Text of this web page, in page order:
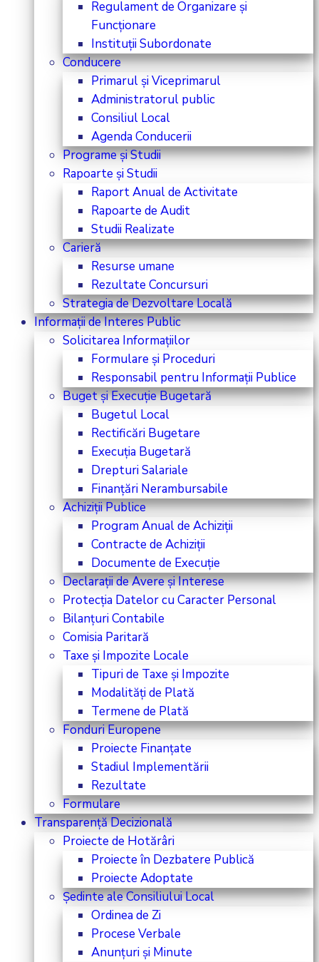
Regulament de Organizare și
Funcționare
Instituții Subordonate
Conducere
Primarul și Viceprimarul
Administratorul public
Consiliul Local
Agenda Conducerii
Programe și Studii
Rapoarte și Studii
Raport Anual de Activitate
Rapoarte de Audit
Studii Realizate
Carieră
Resurse umane
Rezultate Concursuri
Strategia de Dezvoltare Locală
Informații de Interes Public
Solicitarea Informațiilor
Formulare și Proceduri
Responsabil pentru Informații Publice
Buget și Execuție Bugetară
Bugetul Local
Rectificări Bugetare
Execuția Bugetară
Drepturi Salariale
Finanțări Nerambursabile
Achiziții Publice
Program Anual de Achiziții
Contracte de Achiziții
Documente de Execuție
Declarații de Avere și Interese
Protecția Datelor cu Caracter Personal
Bilanțuri Contabile
Comisia Paritară
Taxe și Impozite Locale
Tipuri de Taxe și Impozite
Modalități de Plată
Termene de Plată
Fonduri Europene
Proiecte Finanțate
Stadiul Implementării
Rezultate
Formulare
Transparență Decizională
Proiecte de Hotărâri
Proiecte în Dezbatere Publică
Proiecte Adoptate
Ședinte ale Consiliului Local
Ordinea de Zi
Procese Verbale
Anunțuri și Minute